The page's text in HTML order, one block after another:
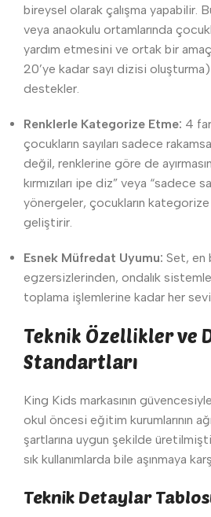
bireysel olarak çalışma yapabilir.
veya anaokulu ortamlarında
yardım etmesini ve ortak bir
20’ye kadar sayı dizisi oluşturma)
destekler.
Renklerle Kategorize Etme: 4
çocukların sayıları sadece
değil, renklerine göre de
kırmızıları ipe diz” veya “sadece
yönergeler, çocukların
geliştirir.
Esnek Müfredat Uyumu: Set, en
egzersizlerinden, ondalık
toplama işlemlerine kadar her
Teknik Özellikler ve
Standartları
King Kids markasının
okul öncesi eğitim kurumlarının
şartlarına uygun şekilde
sık kullanımlarda bile aşınmaya
Teknik Detaylar